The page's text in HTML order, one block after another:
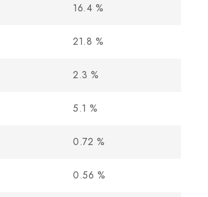
16.4 %
21.8 %
2.3 %
5.1 %
0.72 %
0.56 %